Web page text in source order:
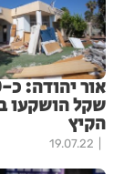
שקל הושקעו
הקיץ
19.07.22